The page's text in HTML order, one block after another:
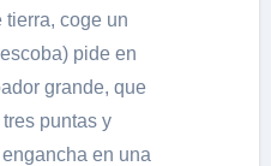
tierra, coge un
pide en
grande, que
puntas y
en una